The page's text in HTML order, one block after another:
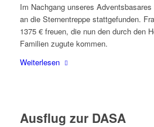
Im Nachgang unseres
an die Sternentreppe stattgefunden.
1375 € freuen, die nun den durch den
Familien zugute kommen.
Weiterlesen
Ausflug zur DASA